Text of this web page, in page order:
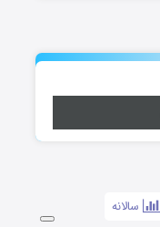
سالانه